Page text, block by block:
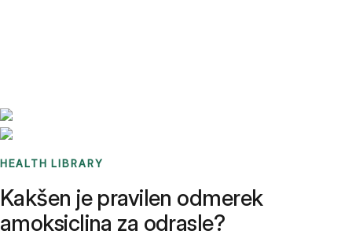
HEALTH LIBRARY
Kakšen je pravilen odmerek
amoksiclina za odrasle?